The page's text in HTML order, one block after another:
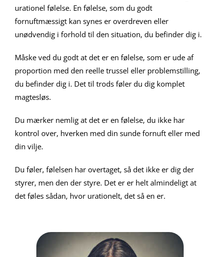
urationel følelse. En følelse, som du godt
fornuftmæssigt kan synes er overdreven eller
unødvendig i forhold til den situation, du befinder dig i.
Måske ved du godt at det er en følelse, som er ude af
proportion med den reelle trussel eller problemstilling,
du befinder dig i. Det til trods føler du dig komplet
magtesløs.
Du mærker nemlig at det er en følelse, du ikke har
kontrol over, hverken med din sunde fornuft eller med
din vilje.
Du føler, følelsen har overtaget, så det ikke er dig der
styrer, men den der styre. Det er er helt almindeligt at
det føles sådan, hvor urationelt, det så en er.